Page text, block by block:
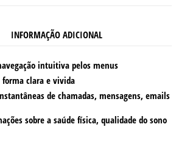
INFORMAÇÃO ADICIONAL
intuitiva pelos menus
forma clara e vivida
de chamadas, mensagens, emails
sobre a saúde física, qualidade do sono